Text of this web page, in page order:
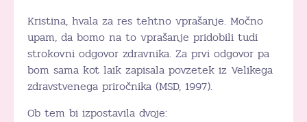
Kristina, hvala za res tehtno vprašanje. Močno
upam, da bomo na to vprašanje pridobili tudi
strokovni odgovor zdravnika. Za prvi odgovor pa
bom sama kot laik zapisala povzetek iz Velikega
zdravstvenega priročnika (MSD, 1997).
Ob tem bi izpostavila dvoje: